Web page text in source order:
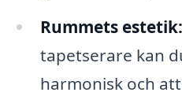
Rummets estetik:
tapetserare kan
harmonisk och